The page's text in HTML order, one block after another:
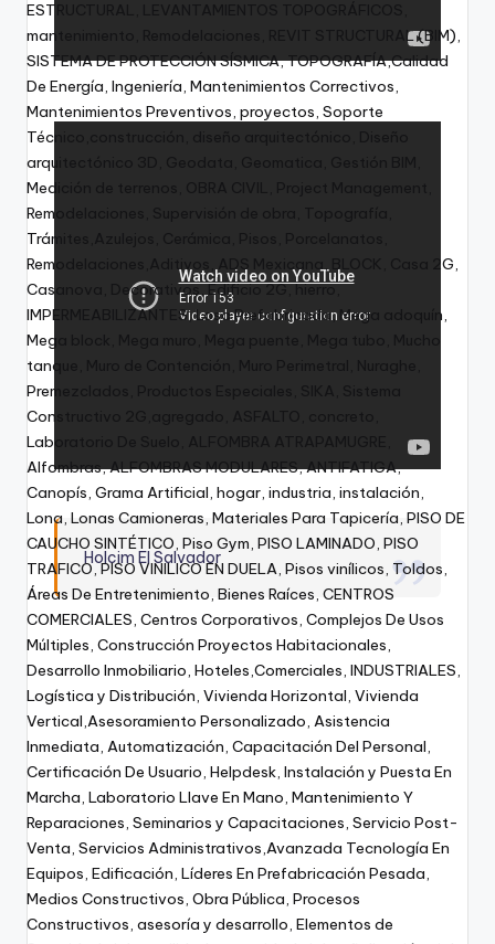
Holcim El Salvador
Cemento, concreto, Multibase, Nueva Fórmula, PORTLAND TIPO GU, zapatas, soleras de fundación,
columnas, vigas, entrepisos, nervios, mezclas para mortero, suelo, convencional, fluido, ALTO
DESEMPEÑO TIPO 1, sin adiciones, concreto pre, postensado, núcleos antisísmicos, pisos industriales,
ALBAÑILERÍA, adherencia, pegamento de ladrillos, bloques, tubos, cerámicas, losetas decorativas,
piedras, repellos, afinados, adobados, cepos, resanes en general, construcción de aceras, cunetas,
cordones, PAV Plus, OBRAS VIALES, pavimentos, autopistas, carreteras, calles, municipales,
residenciales, pisos industriales, parqueos de centros comerciales, estabilización de suelos, rellenos
fluidos, compactación, granulares, Marino A.R.S, AMBIENTES HÚMEDOS, zonas costeras, obras portuarias,
muelles, rompeolas, tetrápodos, malecones, diques, presas, tanques, pilas, piscinas, estanques,